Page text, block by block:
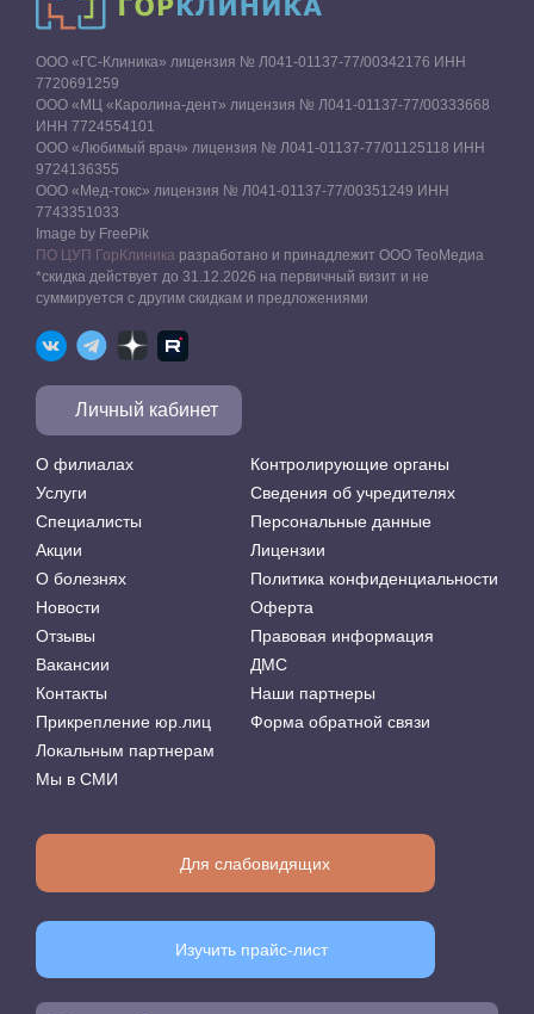
ООО «ГС-Клиника» лицензия № Л041-01137-77/00342176 ИНН
7720691259
ООО «МЦ «Каролина-дент» лицензия № Л041-01137-77/00333668
ИНН 7724554101
ООО «Любимый врач» лицензия № Л041-01137-77/01125118 ИНН
9724136355
ООО «Мед-токс» лицензия № Л041-01137-77/00351249 ИНН
7743351033
Image by FreePik
ПО ЦУП ГорКлиника разработано и принадлежит ООО ТеоМедиа
*скидка действует до 31.12.2026 на первичный визит и не
суммируется с другим скидкам и предложениями
О филиалах
Услуги
Специалисты
Акции
О болезнях
Новости
Отзывы
Вакансии
Контакты
Прикрепление юр.лиц
Локальным партнерам
Мы в СМИ
Контролирующие органы
Сведения об учредителях
Персональные данные
Лицензии
Политика конфиденциальности
Оферта
Правовая информация
ДМС
Наши партнеры
Форма обратной связи
Личный кабинет
Для слабовидящих
Изучить прайс-лист